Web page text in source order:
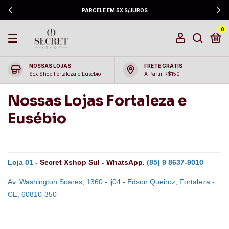
PARCELE EM 5X S/JUROS
0
NOSSAS LOJAS
Sex Shop Fortaleza e Eusébio
FRETE GRÁTIS
A Partir R$150
Nossas Lojas Fortaleza e
Eusébio
Loja 01 - Secret Xshop Sul - WhatsApp. (85) 9 8637-9010
Av. Washington Soares, 1360 - lj04 - Edson Queiroz, Fortaleza -
CE, 60810-350